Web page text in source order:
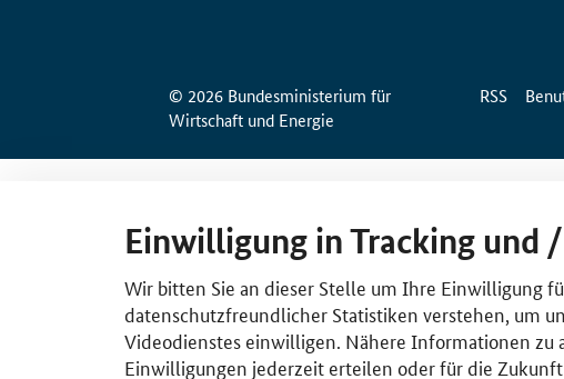
© 2026 Bundesministerium für
Wirtschaft und Energie
RSS
Einwilligung in Tracking und
Wir bitten Sie an dieser Stelle um Ihre Einwilligung
datenschutzfreundlicher Statistiken verstehen, um
Videodienstes einwilligen. Nähere Informationen zu
Einwilligungen jederzeit erteilen oder für die